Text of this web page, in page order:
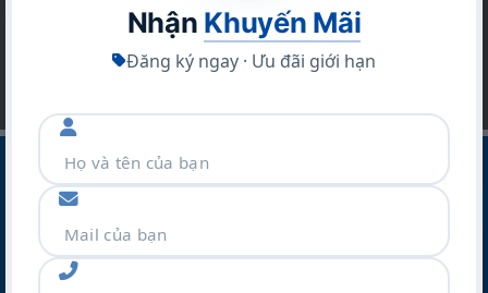
Nhận Khuyến Mãi
Đăng ký ngay · Ưu đãi giới hạn
CÔNG TY CỔ PHẦN THƯƠNG MẠI VÀ DỊCH VỤ NAKIO
Địa Chỉ :Số 42 Ngõ 19 Kim Đồng – P.TƯƠNG MAI – TP
Hà Nội